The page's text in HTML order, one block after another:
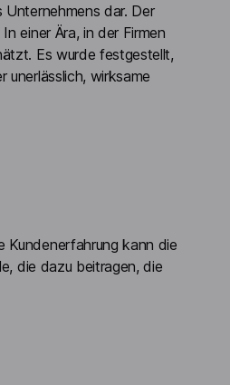
dar. Der
einer Ära, in der Firmen
Es wurde festgestellt,
wirksame
Kundenerfahrung kann die
die dazu beitragen, die